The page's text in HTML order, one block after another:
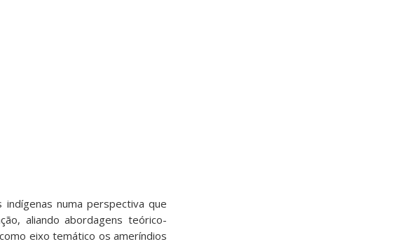
numa perspectiva que
aliando abordagens teórico-
eixo temático os ameríndios